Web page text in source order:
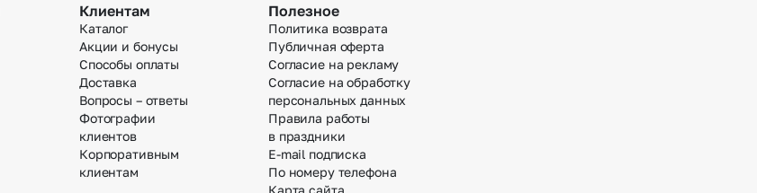
Клиентам
Каталог
Акции и бонусы
Способы оплаты
Доставка
Вопросы – ответы
Фотографии
клиентов
Корпоративным
клиентам
Полезное
Политика возврата
Публичная оферта
Согласие на рекламу
Согласие на обработку
персональных данных
Правила работы
в праздники
E-mail подписка
По номеру телефона
Карта сайта